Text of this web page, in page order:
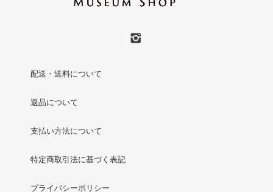
配送・送料について
返品について
支払い方法について
特定商取引法に基づく表記
プライバシーポリシー